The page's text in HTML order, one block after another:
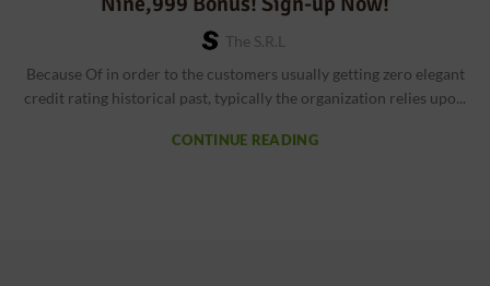
The S.r.l
Because Of in order to the customers usually getting zero elegant
credit rating historical past, typically the organization relies upo...
CONTINUE READING